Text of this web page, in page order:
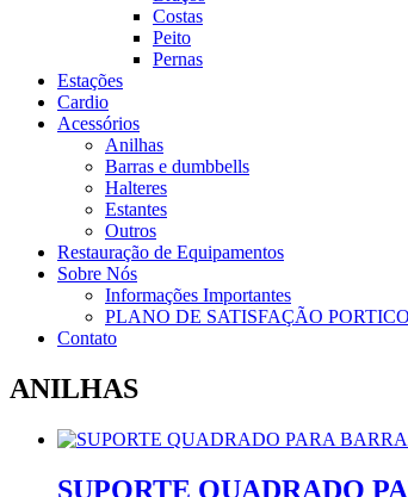
Costas
Peito
Pernas
Estações
Cardio
Acessórios
Anilhas
Barras e dumbbells
Halteres
Estantes
Outros
Restauração de Equipamentos
Sobre Nós
Informações Importantes
PLANO DE SATISFAÇÃO
Contato
ANILHAS
SUPORTE QUADRADO